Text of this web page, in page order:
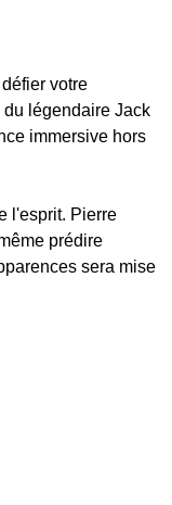
votre
légendaire Jack
immersive hors
l'esprit. Pierre
prédire
sera mise